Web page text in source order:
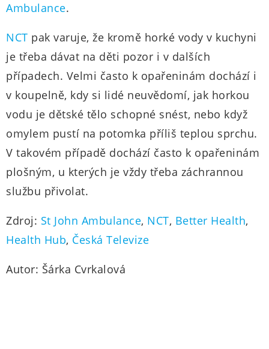
Ambulance.
NCT pak varuje, že kromě horké vody v kuchyni
je třeba dávat na děti pozor i v dalších
případech. Velmi často k opařeninám dochází i
v koupelně, kdy si lidé neuvědomí, jak horkou
vodu je dětské tělo schopné snést, nebo když
omylem pustí na potomka příliš teplou sprchu.
V takovém případě dochází často k opařeninám
plošným, u kterých je vždy třeba záchrannou
službu přivolat.
Zdroj: St John Ambulance, NCT, Better Health,
Health Hub, Česká Televize
Autor: Šárka Cvrkalová